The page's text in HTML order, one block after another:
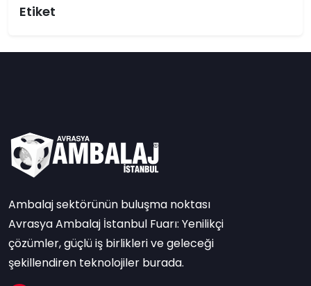
Etiket
Ambalaj sektörünün buluşma noktası
Avrasya Ambalaj İstanbul Fuarı: Yenilikçi
çözümler, güçlü iş birlikleri ve geleceği
şekillendiren teknolojiler burada.